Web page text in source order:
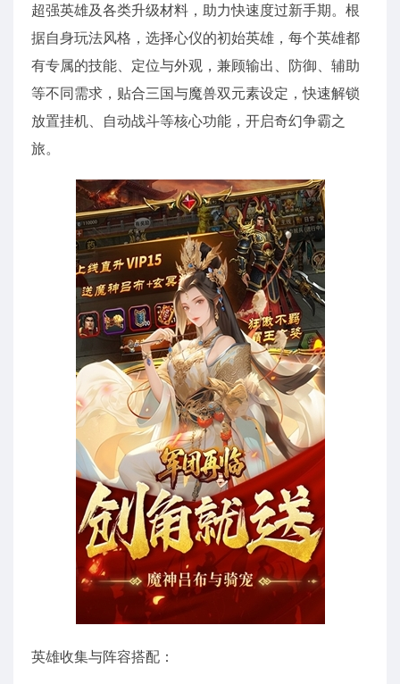
超强英雄及各类升级材料，助力快速度过新手期。根
据自身玩法风格，选择心仪的初始英雄，每个英雄都
有专属的技能、定位与外观，兼顾输出、防御、辅助
等不同需求，贴合三国与魔兽双元素设定，快速解锁
放置挂机、自动战斗等核心功能，开启奇幻争霸之
旅。
英雄收集与阵容搭配：